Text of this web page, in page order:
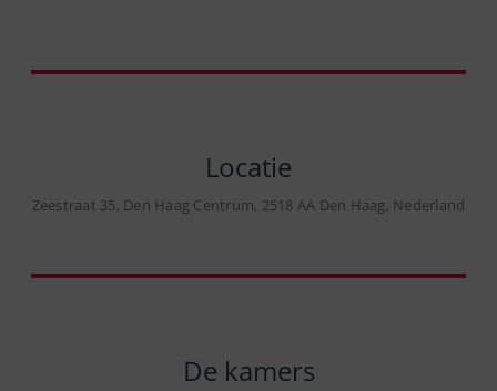
Locatie
Zeestraat 35, Den Haag Centrum, 2518 AA Den Haag, Nederland
De kamers